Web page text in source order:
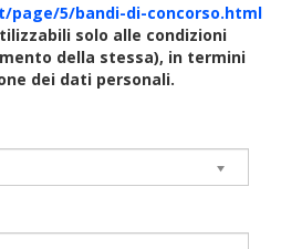
5/bandi-di-concorso.html
solo alle condizioni
della stessa), in termini
dei dati personali.